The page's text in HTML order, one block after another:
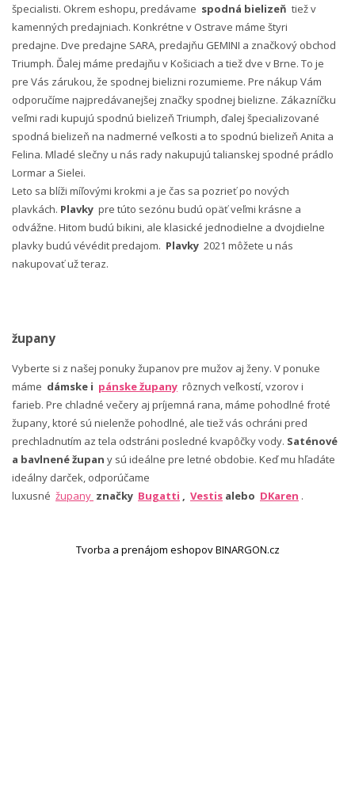
špecialisti. Okrem eshopu, predávame spodná bielizeň tiež v
kamenných predajniach. Konkrétne v Ostrave máme štyri
predajne. Dve predajne SARA, predajňu GEMINI a značkový obchod
Triumph. Ďalej máme predajňu v Košiciach a tiež dve v Brne. To je
pre Vás zárukou, že spodnej bielizni rozumieme. Pre nákup Vám
odporučíme najpredávanejšej značky spodnej bielizne. Zákazníčku
veľmi radi kupujú spodnú bielizeň Triumph, ďalej špecializované
spodná bielizeň na nadmerné veľkosti a to spodnú bielizeň Anita a
Felina. Mladé slečny u nás rady nakupujú talianskej spodné prádlo
Lormar a Sielei.
Leto sa blíži míľovými krokmi a je čas sa pozrieť po nových
plavkách. Plavky pre túto sezónu budú opäť veľmi krásne a
odvážne. Hitom budú bikini, ale klasické jednodielne a dvojdielne
plavky budú vévédit predajom. Plavky 2021 môžete u nás
nakupovať už teraz.
župany
Vyberte si z našej ponuky županov pre mužov aj ženy. V ponuke
máme dámske i pánske župany rôznych veľkostí, vzorov i
farieb. Pre chladné večery aj príjemná rana, máme pohodlné froté
župany, ktoré sú nielenže pohodlné, ale tiež vás ochráni pred
prechladnutím az tela odstráni posledné kvapôčky vody. Saténové
a bavlnené župan y sú ideálne pre letné obdobie. Keď mu hľadáte
ideálny darček, odporúčame
luxusné župany značky Bugatti , Vestis alebo DKaren .
Tvorba a prenájom eshopov BINARGON.cz